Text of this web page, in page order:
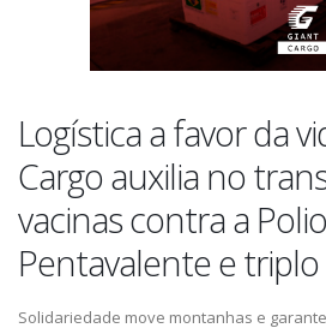
Logística a favor da
Cargo auxilia no
vacinas contra a
Pentavalente e triplo
Solidariedade move montanhas e